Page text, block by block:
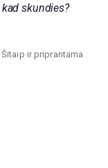
skundies?
ir priprantama